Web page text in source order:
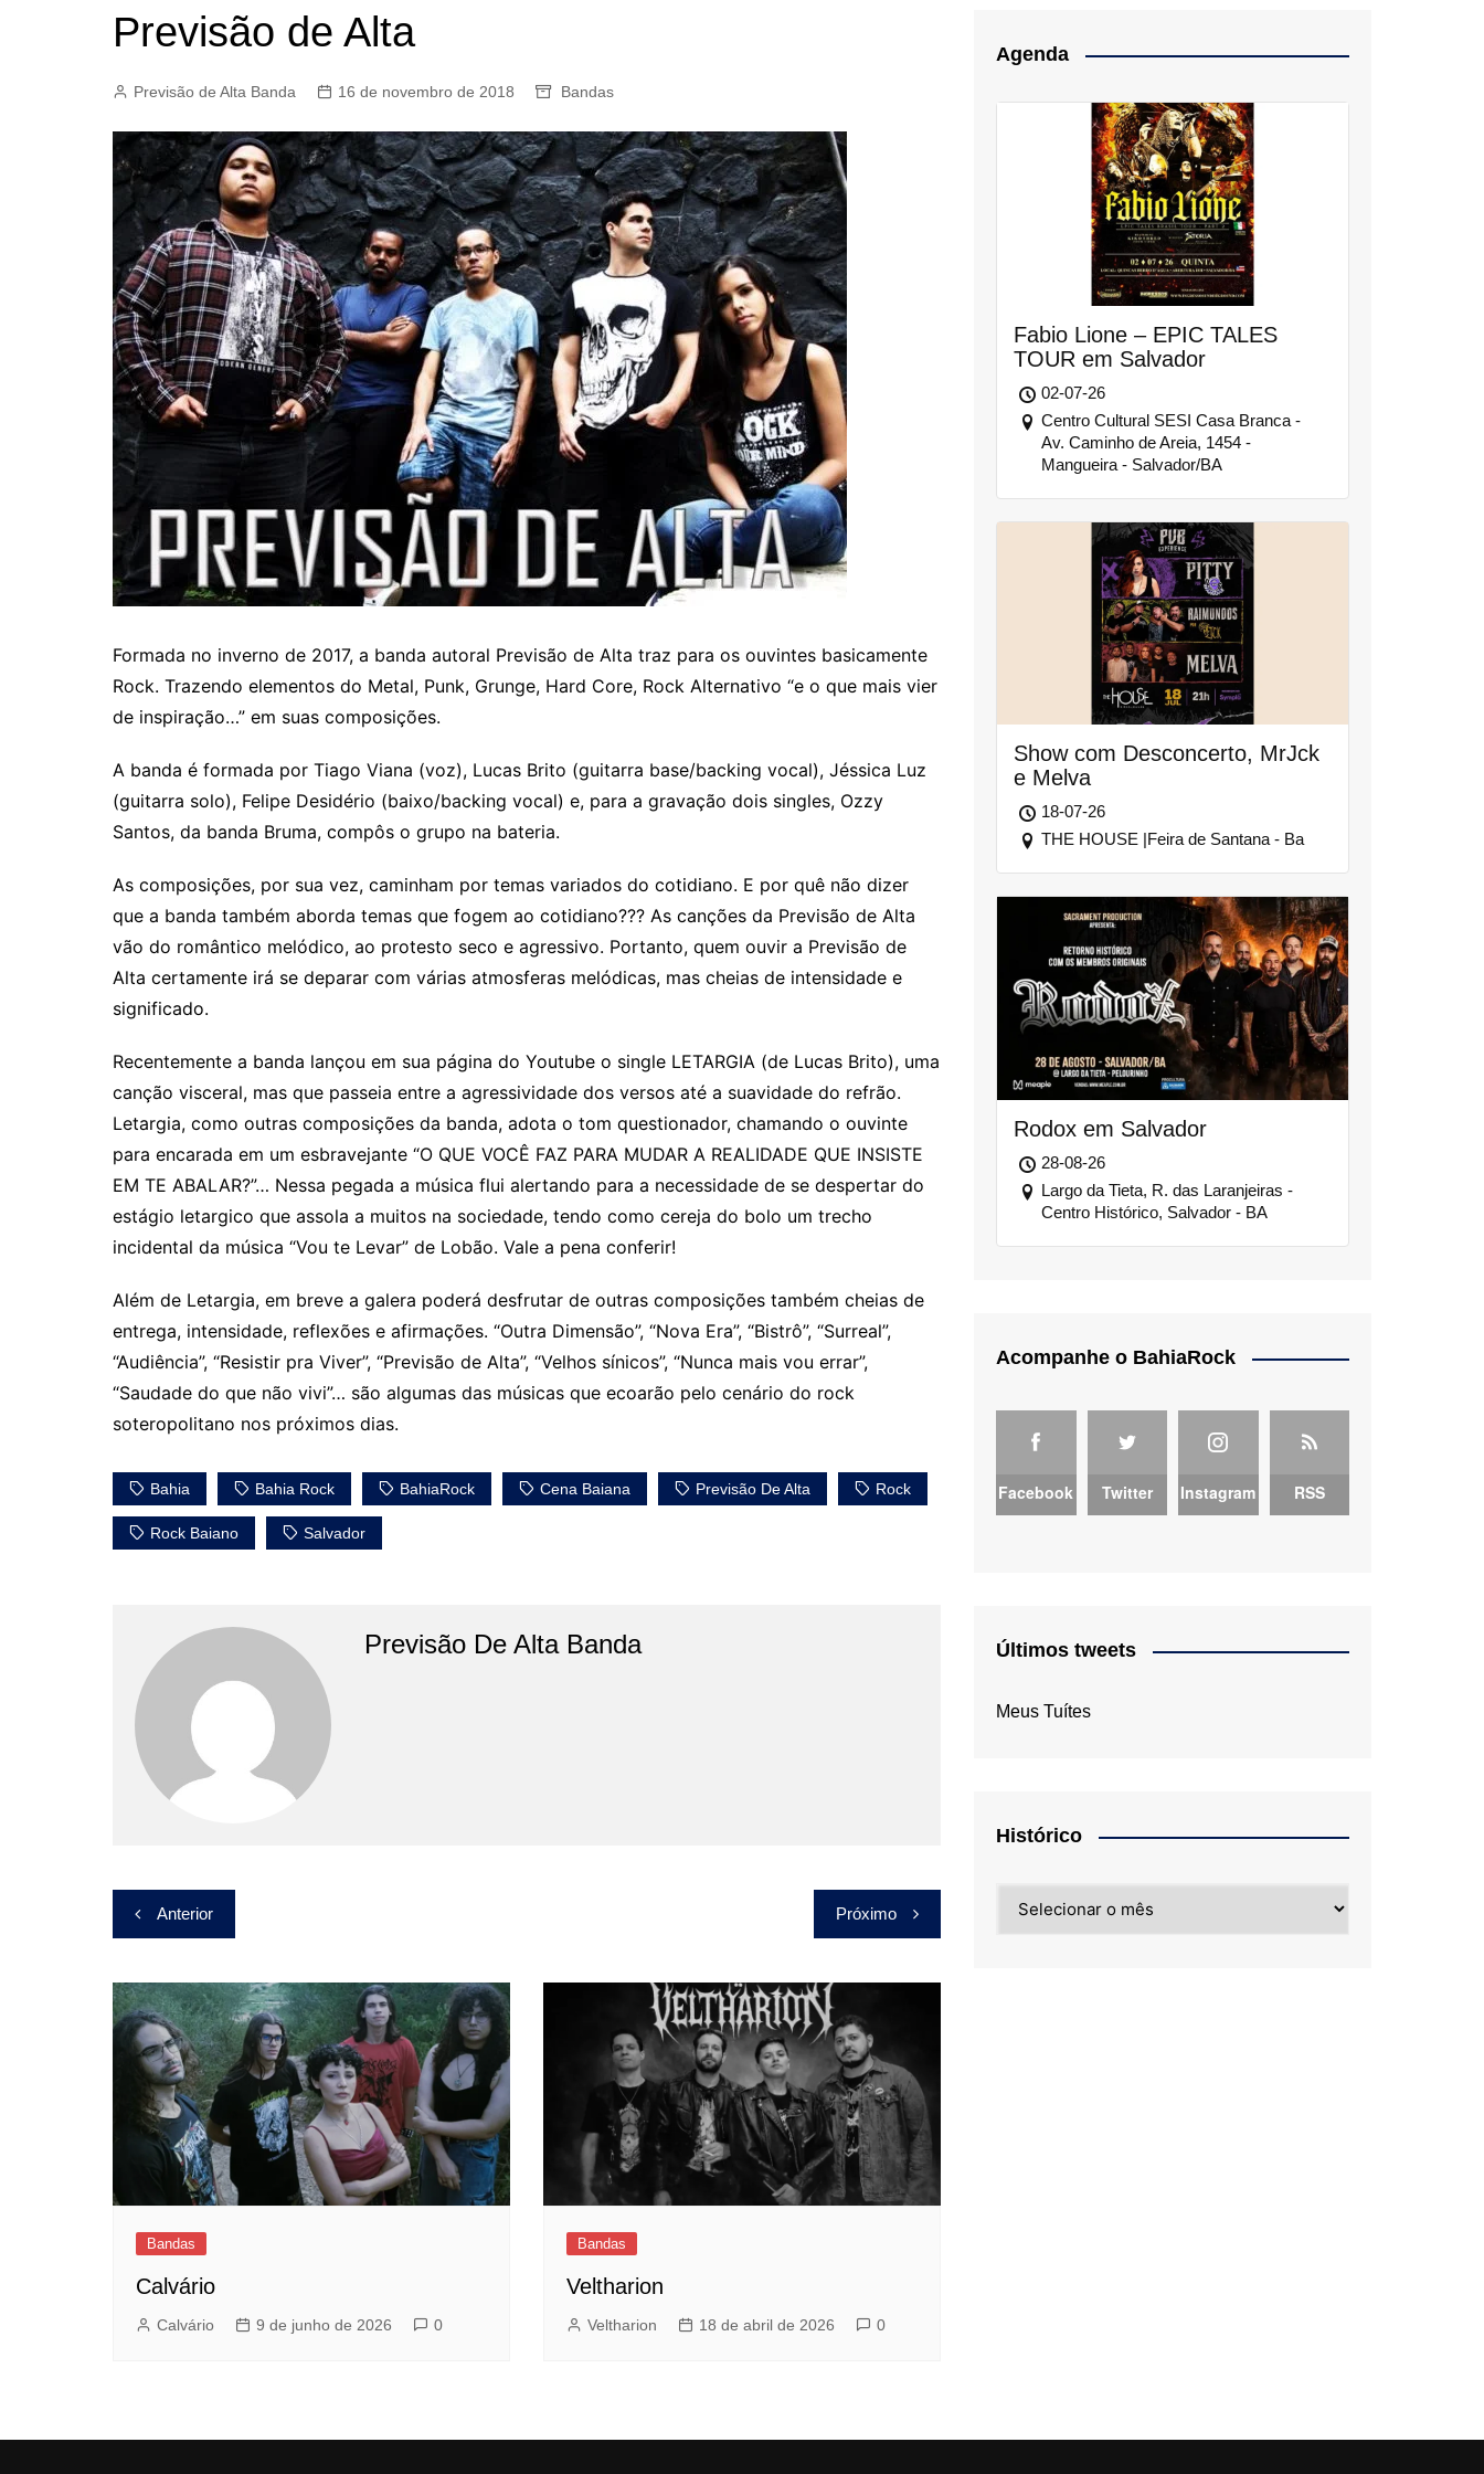
Cobertura de Eventos
Cartoons
Memorabilia BahiaRock
Previsão de Alta
Previsão de Alta Banda 16 de novembro de 2018 Bandas
Formada no inverno de 2017, a banda autoral Previsão de Alta traz para os ouvintes basicamente
Rock. Trazendo elementos do Metal, Punk, Grunge, Hard Core, Rock Alternativo “e o que mais vier
de inspiração…” em suas composições.
A banda é formada por Tiago Viana (voz), Lucas Brito (guitarra base/backing vocal), Jéssica Luz
(guitarra solo), Felipe Desidério (baixo/backing vocal) e, para a gravação dois singles, Ozzy
Santos, da banda Bruma, compôs o grupo na bateria.
As composições, por sua vez, caminham por temas variados do cotidiano. E por quê não dizer
que a banda também aborda temas que fogem ao cotidiano??? As canções da Previsão de Alta
vão do romântico melódico, ao protesto seco e agressivo. Portanto, quem ouvir a Previsão de
Alta certamente irá se deparar com várias atmosferas melódicas, mas cheias de intensidade e
significado.
Recentemente a banda lançou em sua página do Youtube o single LETARGIA (de Lucas Brito), uma
canção visceral, mas que passeia entre a agressividade dos versos até a suavidade do refrão.
Letargia, como outras composições da banda, adota o tom questionador, chamando o ouvinte
para encarada em um esbravejante “O QUE VOCÊ FAZ PARA MUDAR A REALIDADE QUE INSISTE
EM TE ABALAR?”… Nessa pegada a música flui alertando para a necessidade de se despertar do
estágio letargico que assola a muitos na sociedade, tendo como cereja do bolo um trecho
incidental da música “Vou te Levar” de Lobão. Vale a pena conferir!
Além de Letargia, em breve a galera poderá desfrutar de outras composições também cheias de
entrega, intensidade, reflexões e afirmações. “Outra Dimensão”, “Nova Era”, “Bistrô”, “Surreal”,
“Audiência”, “Resistir pra Viver”, “Previsão de Alta”, “Velhos sínicos”, “Nunca mais vou errar”,
“Saudade do que não vivi”… são algumas das músicas que ecoarão pelo cenário do rock
soteropolitano nos próximos dias.
Bahia Bahia Rock BahiaRock Cena Baiana Previsão De Alta Rock
Rock Baiano Salvador
Previsão De Alta Banda
Navegação
de
Post
Anterior Próximo
Bandas
Calvário
Calvário 9 de junho de 2026 0
Bandas
Veltharion
Veltharion 18 de abril de 2026 0
Agenda
Fabio Lione – EPIC TALES
TOUR em Salvador
02-07-26
Centro Cultural SESI Casa Branca -
Av. Caminho de Areia, 1454 -
Mangueira - Salvador/BA
Show com Desconcerto, MrJck
e Melva
18-07-26
THE HOUSE |Feira de Santana - Ba
Rodox em Salvador
28-08-26
Largo da Tieta, R. das Laranjeiras -
Centro Histórico, Salvador - BA
Acompanhe o BahiaRock
Facebook Twitter Instagram RSS
Últimos tweets
Meus Tuítes
Histórico